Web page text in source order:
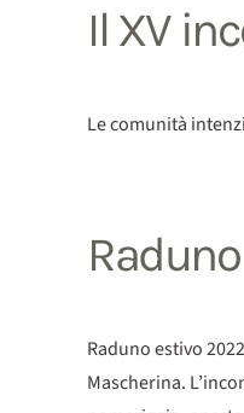
Il XV
Le comunità
Raduno estivo
Mascherina.